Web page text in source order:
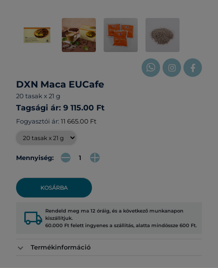
DXN Maca EUCafe
20 tasak x 21 g
Tagsági ár: 9 115.00 Ft
Fogyasztói ár: 11 665.00 Ft
Mennyiség:
KOSÁRBA
local_shipping Rendeld meg ma 12 óráig, és a következő munkanapon
kiszállítjuk.
60.000 Ft felett ingyenes a szállítás, alatta mindössze 600 Ft.
Termékinformáció